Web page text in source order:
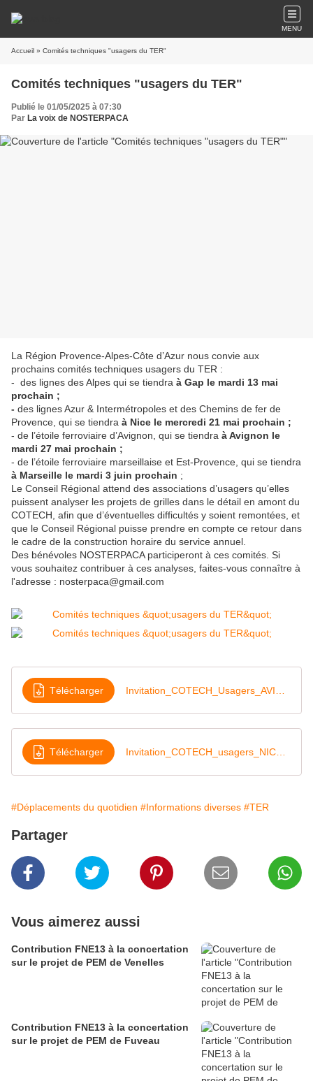
MENU
Accueil » Comités techniques "usagers du TER"
Comités techniques "usagers du TER"
Publié le 01/05/2025 à 07:30
Par La voix de NOSTERPACA
La Région Provence-Alpes-Côte d’Azur nous convie aux
prochains comités techniques usagers du TER :
- des lignes des Alpes qui se tiendra à Gap le mardi 13 mai
prochain ;
- des lignes Azur & Intermétropoles et des Chemins de fer de
Provence, qui se tiendra à Nice le mercredi 21 mai prochain ;
- de l’étoile ferroviaire d’Avignon, qui se tiendra à Avignon le
mardi 27 mai prochain ;
- de l’étoile ferroviaire marseillaise et Est-Provence, qui se tiendra
à Marseille le mardi 3 juin prochain ;
Le Conseil Régional attend des associations d’usagers qu’elles
puissent analyser les projets de grilles dans le détail en amont du
COTECH, afin que d’éventuelles difficultés y soient remontées, et
que le Conseil Régional puisse prendre en compte ce retour dans
le cadre de la construction horaire du service annuel.
Des bénévoles NOSTERPACA participeront à ces comités. Si
vous souhaitez contribuer à ces analyses, faites-vous connaître à
l'adresse : nosterpaca@gmail.com
Télécharger
Télécharger
#Déplacements du quotidien #Informations diverses #TER
Partager
Vous aimerez aussi
Contribution FNE13 à la concertation
sur le projet de PEM de Venelles
Contribution FNE13 à la concertation
sur le projet de PEM de Fuveau